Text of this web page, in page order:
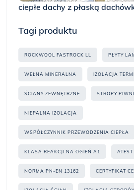
ciepłe dachy z płaską
Tagi produktu
ROCKWOOL FASTROCK LL PŁYTY
WEŁNA MINERALNA IZOLACJA
ŚCIANY ZEWNĘTRZNE STROPY
NIEPALNA IZOLACJA
WSPÓŁCZYNNIK PRZEWODZENIA CIEPŁA
KLASA REAKCJI NA OGIEŃ A1
NORMA PN-EN 13162 CERTYFIKAT CE